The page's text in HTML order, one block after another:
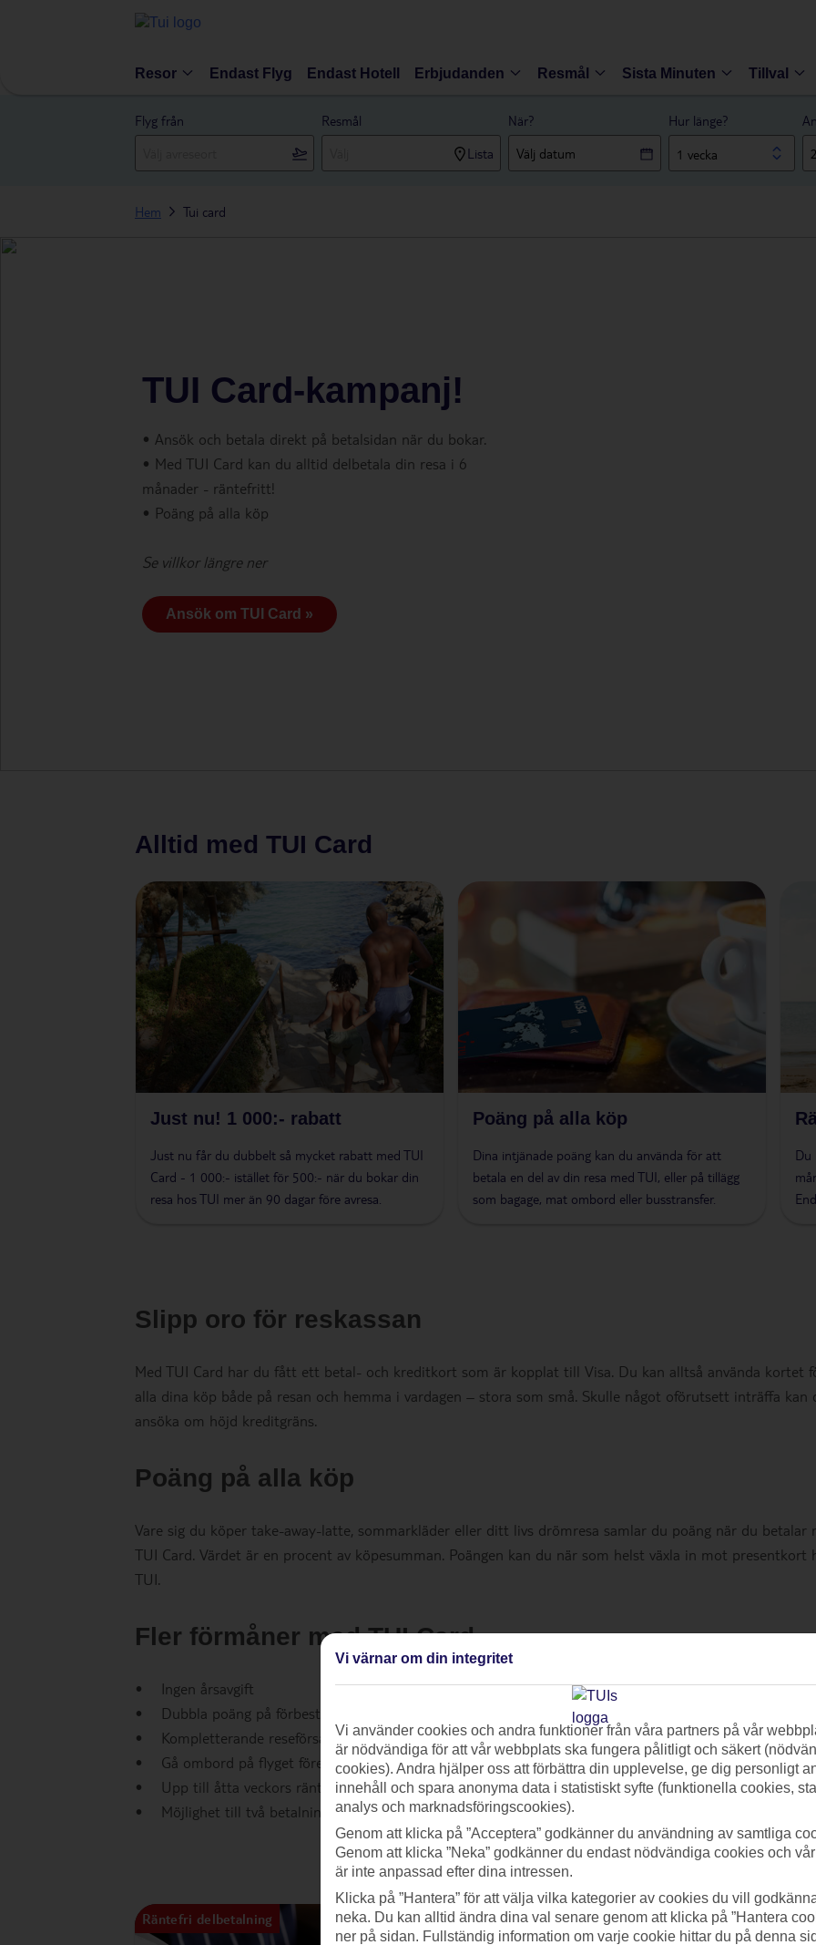
Resor Endast Flyg Endast Hotell Erbjudanden Resmål Sista Minuten Tillval
Flyg från
Resmål
Lista
När? Hur länge?
1 vecka
Hem Tui card
TUI Card-kampanj!
• Ansök och betala direkt på betalsidan när du bokar.
• Med TUI Card kan du alltid delbetala din resa i 6
månader - räntefritt!
• Poäng på alla köp
Se villkor längre ner
Ansök om TUI Card »
Alltid med TUI Card
Just nu! 1 000:- rabatt
Just nu får du dubbelt så mycket rabatt med TUI
Card - 1 000:- istället för 500:- när du bokar din
resa hos TUI mer än 90 dagar före avresa.
Poäng på alla köp
Dina intjänade poäng kan du använda för att
betala en del av din resa med TUI, eller på tillägg
som bagage, mat ombord eller busstransfer.
Du
Slipp oro för reskassan
Med TUI Card har du fått ett betal- och kreditkort som är kopplat till Visa. Du kan alltså använda kortet
alla dina köp både på resan och hemma i vardagen – stora som små. Skulle något oförutsett inträffa kan
ansöka om höjd kreditgräns.
Poäng på alla köp
Vare sig du köper take-away-latte, sommarkläder eller ditt livs drömresa samlar du poäng när du betalar
TUI Card. Värdet är en procent av köpesumman. Poängen kan du när som helst växla in mot presentkort
TUI.
Fler förmåner med TUI Card
• Ingen årsavgift
• Dubbla poäng på förbeställd taxfree som betalas innan avresa
• Kompletterande reseförsäkring ingår
• Gå ombord på flyget före andra när du reser med TUI fly från Sverige
• Upp till åtta veckors räntefri kredit
• Möjlighet till två betalningsfria månader per år
Räntefri delbetalning
Ansök på en minut –
Vi värnar om din integritet
Vi använder cookies och andra funktioner från våra partners på vår
är nödvändiga för att vår webbplats ska fungera pålitligt och säkert
cookies). Andra hjälper oss att förbättra din upplevelse, ge dig personligt
innehåll och spara anonyma data i statistiskt syfte (funktionella cookies,
analys och marknadsföringscookies).
Genom att klicka på ”Acceptera” godkänner du användning av samtliga
Genom att klicka ”Neka” godkänner du endast nödvändiga cookies och
är inte anpassad efter dina intressen.
Klicka på ”Hantera” för att välja vilka kategorier av cookies du vill
neka. Du kan alltid ändra dina val senare genom att klicka på ”Hantera
ner på sidan. Fullständig information om varje cookie hittar du på denna